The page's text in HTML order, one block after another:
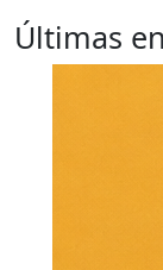
Últimas